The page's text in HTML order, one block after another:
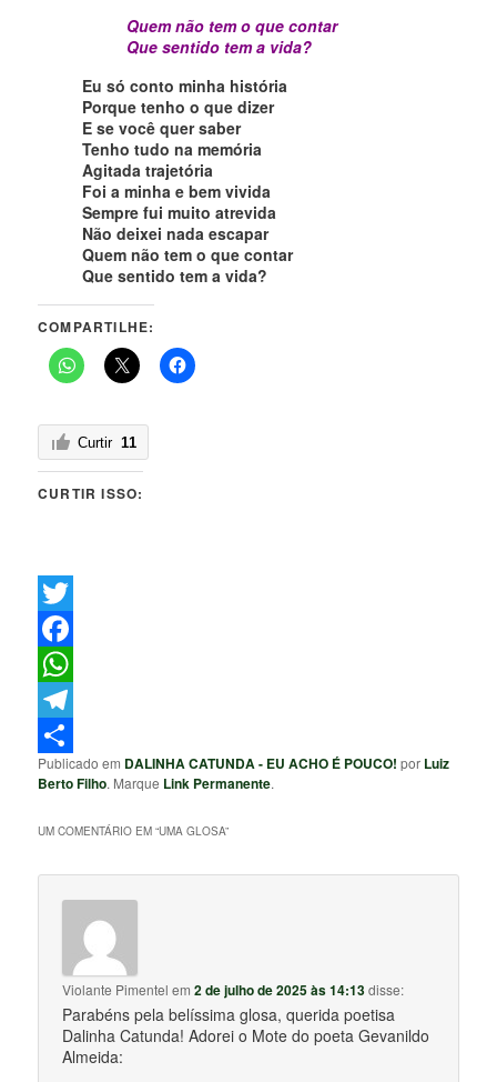
Quem não tem o que contar
Que sentido tem a vida?
Eu só conto minha história
Porque tenho o que dizer
E se você quer saber
Tenho tudo na memória
Agitada trajetória
Foi a minha e bem vivida
Sempre fui muito atrevida
Não deixei nada escapar
Quem não tem o que contar
Que sentido tem a vida?
COMPARTILHE:
Curtir 11
CURTIR ISSO:
Twitter
Facebook
WhatsApp
Telegram
Share
Publicado em DALINHA CATUNDA - EU ACHO É POUCO! por Luiz
Berto Filho. Marque Link Permanente.
UM COMENTÁRIO EM “UMA GLOSA”
Violante Pimentel em2 de julho de 2025 às 14:13disse:
Parabéns pela belíssima glosa, querida poetisa
Dalinha Catunda! Adorei o Mote do poeta Gevanildo
Almeida: